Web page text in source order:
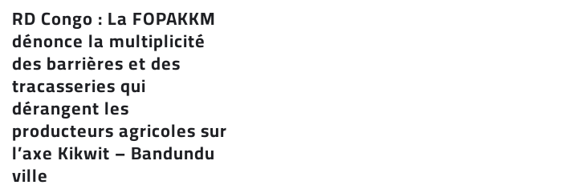
RD Congo : La FOPAKKM
dénonce la multiplicité
des barrières et des
tracasseries qui
dérangent les
producteurs agricoles sur
l’axe Kikwit – Bandundu
ville